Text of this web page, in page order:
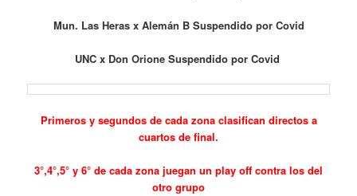
Mun. Las Heras x Alemán B Suspendido por Covid
UNC x Don Orione Suspendido por Covid
Primeros y segundos de cada zona clasifican directos a
cuartos de final.
3°,4°,5° y 6° de cada zona juegan un play off contra los del
otro grupo